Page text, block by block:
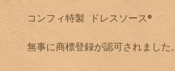
コンフィ特製 ドレスソース®️
無事に商標登録が認可されました。